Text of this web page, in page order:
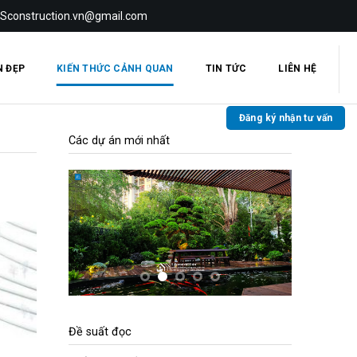
ĐẸP KIẾN THỨC CẢNH QUAN TIN TỨC LIÊN HỆ
Đăng ký nhận tư vấn
Các dự án mới nhất
Đề suất đọc